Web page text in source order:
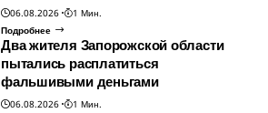
06.08.2026
1 Мин.
Подробнее
Два жителя Запорожской области
пытались расплатиться
фальшивыми деньгами
06.08.2026
1 Мин.